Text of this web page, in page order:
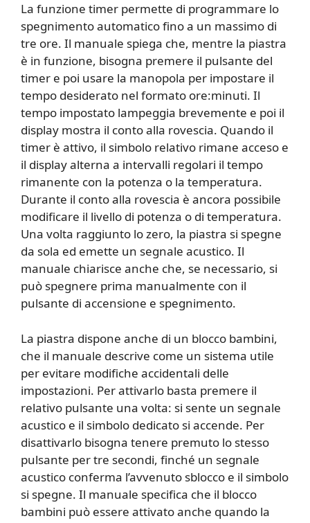
La funzione timer permette di programmare lo
spegnimento automatico fino a un massimo di
tre ore. Il manuale spiega che, mentre la piastra
è in funzione, bisogna premere il pulsante del
timer e poi usare la manopola per impostare il
tempo desiderato nel formato ore:minuti. Il
tempo impostato lampeggia brevemente e poi il
display mostra il conto alla rovescia. Quando il
timer è attivo, il simbolo relativo rimane acceso e
il display alterna a intervalli regolari il tempo
rimanente con la potenza o la temperatura.
Durante il conto alla rovescia è ancora possibile
modificare il livello di potenza o di temperatura.
Una volta raggiunto lo zero, la piastra si spegne
da sola ed emette un segnale acustico. Il
manuale chiarisce anche che, se necessario, si
può spegnere prima manualmente con il
pulsante di accensione e spegnimento.
La piastra dispone anche di un blocco bambini,
che il manuale descrive come un sistema utile
per evitare modifiche accidentali delle
impostazioni. Per attivarlo basta premere il
relativo pulsante una volta: si sente un segnale
acustico e il simbolo dedicato si accende. Per
disattivarlo bisogna tenere premuto lo stesso
pulsante per tre secondi, finché un segnale
acustico conferma l’avvenuto sblocco e il simbolo
si spegne. Il manuale specifica che il blocco
bambini può essere attivato anche quando la